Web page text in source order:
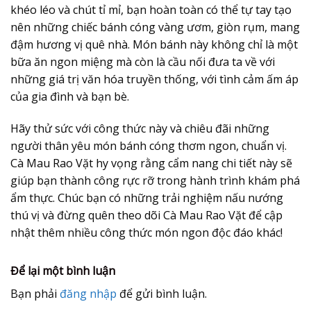
khéo léo và chút tỉ mỉ, bạn hoàn toàn có thể tự tay tạo
nên những chiếc bánh cóngvàng ươm, giòn rụm, mang
đậm hương vị quê nhà. Món bánh này không chỉ là một
bữa ăn ngon miệng mà còn là cầu nối đưa ta về với
những giá trị văn hóa truyền thống, với tình cảm ấm áp
của gia đình và bạn bè.
Hãy thử sức với công thức này và chiêu đãi những
người thân yêu món bánh cóngthơm ngon, chuẩn vị.
Cà Mau Rao Vặt hy vọng rằng cẩm nang chi tiết này sẽ
giúp bạn thành công rực rỡ trong hành trình khám phá
ẩm thực. Chúc bạn có những trải nghiệm nấu nướng
thú vị và đừng quên theo dõi Cà Mau Rao Vặt để cập
nhật thêm nhiều công thức món ngon độc đáo khác!
Để lại một bình luận
Bạn phải đăng nhập để gửi bình luận.